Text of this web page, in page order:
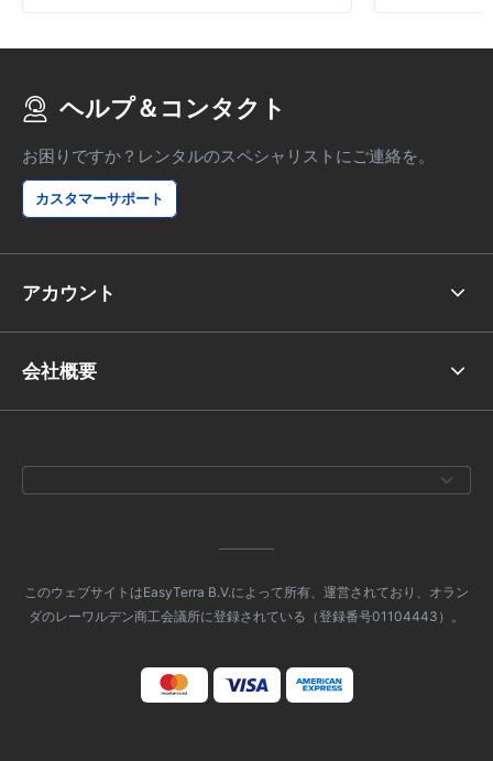
ヘルプ＆コンタクト
お困りですか？レンタルのスペシャリストにご連絡を。
カスタマーサポート
アカウント
会社概要
このウェブサイトはEasyTerra B.V.によって所有、運営されており、オラン
ダのレーワルデン商工会議所に登録されている（登録番号01104443）。